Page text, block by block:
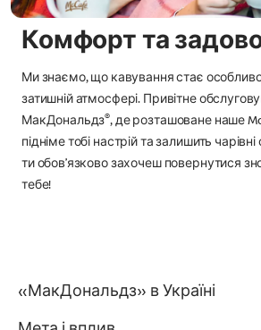
Комфорт та
Ми знаємо, що кавування стає
затишній атмосфері. Привітне
МакДональдз®, де розташоване наше
підніме тобі настрій та залишить
ти обов’язково захочеш повернутися
тебе!
«МакДональдз» в Україні